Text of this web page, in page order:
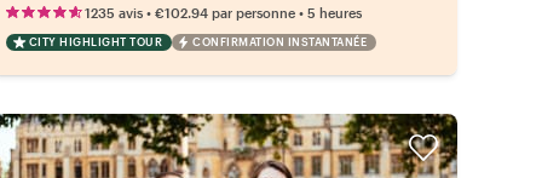
1235 avis• €102.94 par personne• 5 heures
CITY HIGHLIGHT TOUR CONFIRMATION INSTANTANÉE